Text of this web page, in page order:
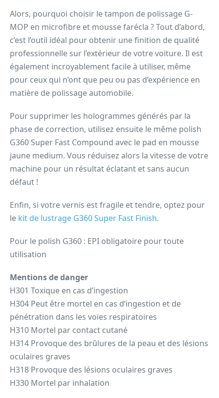
Alors, pourquoi choisir le tampon de polissage G-
MOP en microfibre et mousse farécla ? Tout d’abord,
c’est l’outil idéal pour obtenir une finition de qualité
professionnelle sur l’extérieur de votre voiture. Il est
également incroyablement facile à utiliser, même
pour ceux qui n’ont que peu ou pas d’expérience en
matière de polissage automobile.
Pour supprimer les hologrammes générés par la
phase de correction, utilisez ensuite le même polish
G360 Super Fast Compound avec le pad en mousse
jaune medium. Vous réduisez alors la vitesse de votre
machine pour un résultat éclatant et sans aucun
défaut !
Enfin, si votre vernis est fragile et tendre, optez pour
le kit de lustrage G360 Super Fast Finish.
Pour le polish G360 : EPI obligatoire pour toute
utilisation
Mentions de danger
H301 Toxique en cas d’ingestion
H304 Peut être mortel en cas d’ingestion et de
pénétration dans les voies respiratoires
H310 Mortel par contact cutané
H314 Provoque des brûlures de la peau et des lésions
oculaires graves
H318 Provoque des lésions oculaires graves
H330 Mortel par inhalation